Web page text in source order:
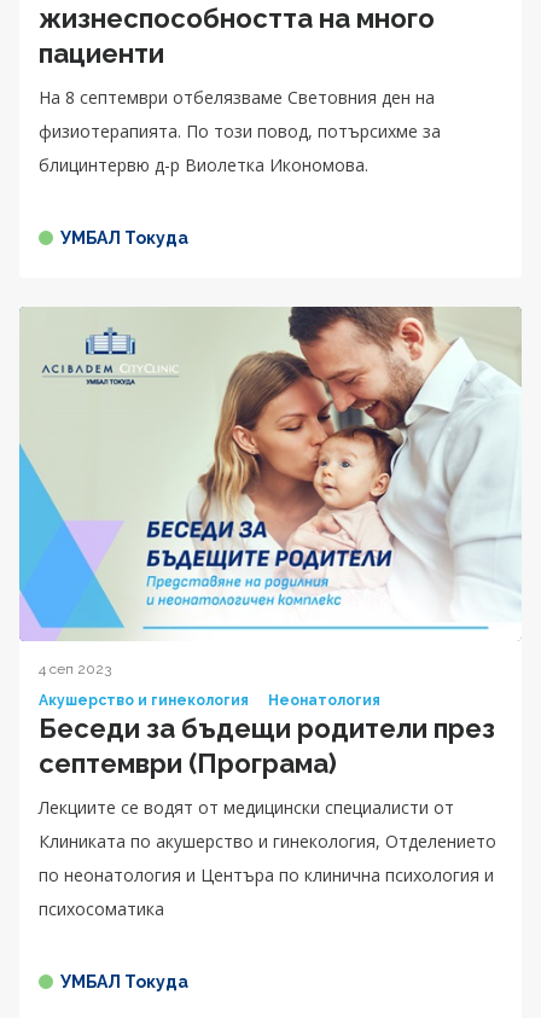
жизнеспособността на много
пациенти
На 8 септември отбелязваме Световния ден на
физиотерапията. По този повод, потърсихме за
блицинтервю д-р Виолетка Икономова.
УМБАЛ Токуда
4 сеп 2023
Акушерство и гинекология
Неонатология
Беседи за бъдещи родители през
септември (Програма)
Лекциите се водят от медицински специалисти от
Клиниката по акушерство и гинекология, Отделението
по неонатология и Центъра по клинична психология и
психосоматика
УМБАЛ Токуда